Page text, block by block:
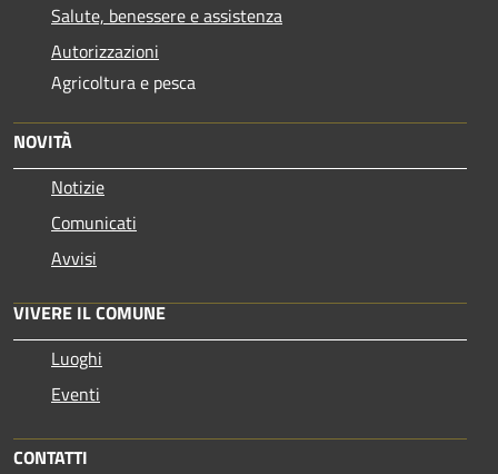
Salute, benessere e assistenza
Autorizzazioni
Agricoltura e pesca
NOVITÀ
Notizie
Comunicati
Avvisi
VIVERE IL COMUNE
Luoghi
Eventi
CONTATTI